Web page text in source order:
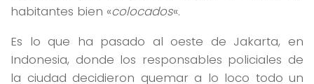
habitantes bien «colocados«.
Es lo que ha pasado al oeste de Jakarta, en
Indonesia, donde los responsables policiales de
la ciudad decidieron quemar a lo loco todo un